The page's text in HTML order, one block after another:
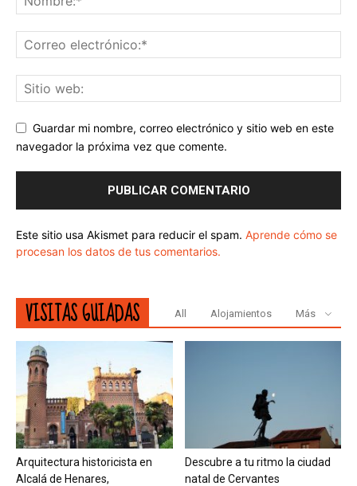
Guardar mi nombre, correo electrónico y sitio web en este
navegador la próxima vez que comente.
Este sitio usa Akismet para reducir el spam. Aprende cómo se
procesan los datos de tus comentarios.
VISITAS GUIADAS All Alojamientos Más
Arquitectura historicista en
Alcalá de Henares,
Descubre a tu ritmo la ciudad
natal de Cervantes